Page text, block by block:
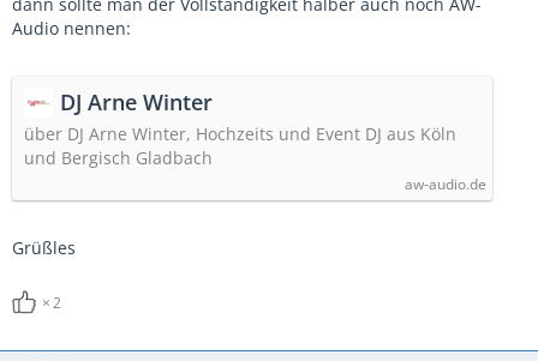
Audio nennen:
DJ Arne Winter
über DJ Arne Winter, Hochzeits und Event DJ aus Köln
und Bergisch Gladbach
aw-audio.de
Grüßles
2